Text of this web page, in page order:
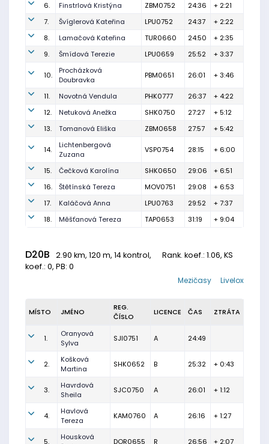
6.
Finstrlová Kristýna ZBM0752 24:36
+ 2:21
7.
Švíglerová Kateřina LPU0752 24:37
+ 2:22
8.
Lamačová Kateřina TUR0660 24:50
+ 2:35
9.
Šmídová Terezie LPU0659 25:52 + 3:37
10.
Procházková
Doubravka
PBM0651 26:01 + 3:46
11. Novotná Vendula PHK0777 26:37
+ 4:22
12.
Netuková Anežka SHK0750 27:27
+ 5:12
13.
Tomanová Eliška ZBM0658 27:57 + 5:42
14.
Lichtenbergová
Zuzana
VSP0754 28:15 + 6:00
15. Čečková Karolína SHK0650 29:06
+ 6:51
16.
Štětínská Tereza MOV0751 29:08
+ 6:53
17.
Kaláčová Anna LPU0763 29:52
+ 7:37
18.
Měšťanová Tereza TAP0653 31:19 + 9:04
D20B 2.90 km, 120 m, 14 kontrol, Rank. koef.: 1.06, KS
koef.: 0, PB: 0
Livelox
Mezičasy
MÍSTO JMÉNO
REG.
ČÍSLO
LICENCE ČAS ZTRÁTA
1.
Oranyová
Sylva
SJI0751 A 24:49
2.
Košková
Martina
SHK0652 B 25:32 + 0:43
3.
Havrdová
Sheila
SJC0750 A 26:01 + 1:12
4.
Havlová
Tereza
KAM0760 A 26:16 + 1:27
5.
Housková
DOR0655 R 26:56 + 2:07